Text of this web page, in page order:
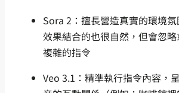
Sora 2：擅長營造真實的環境
效果結合的也很自然，但會忽
複雜的指令
Veo 3.1：精準執行指令內容，